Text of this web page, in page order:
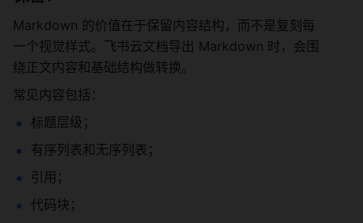
Markdown 的价值在于保留内容结构，而不是复刻每
一个视觉样式。飞书云文档导出 Markdown 时，会围
绕正文内容和基础结构做转换。
常见内容包括：
标题层级；
有序列表和无序列表；
引用；
代码块；